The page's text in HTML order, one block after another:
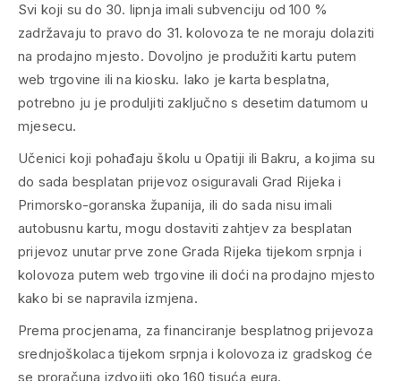
Svi koji su do 30. lipnja imali subvenciju od 100 %
zadržavaju to pravo do 31. kolovoza te ne moraju dolaziti
na prodajno mjesto. Dovoljno je produžiti kartu putem
web trgovine ili na kiosku. Iako je karta besplatna,
potrebno ju je produljiti zaključno s desetim datumom u
mjesecu.
Učenici koji pohađaju školu u Opatiji ili Bakru, a kojima su
do sada besplatan prijevoz osiguravali Grad Rijeka i
Primorsko-goranska županija, ili do sada nisu imali
autobusnu kartu, mogu dostaviti zahtjev za besplatan
prijevoz unutar prve zone Grada Rijeka tijekom srpnja i
kolovoza putem web trgovine ili doći na prodajno mjesto
kako bi se napravila izmjena.
Prema procjenama, za financiranje besplatnog prijevoza
srednjoškolaca tijekom srpnja i kolovoza iz gradskog će
se proračuna izdvojiti oko 160 tisuća eura.